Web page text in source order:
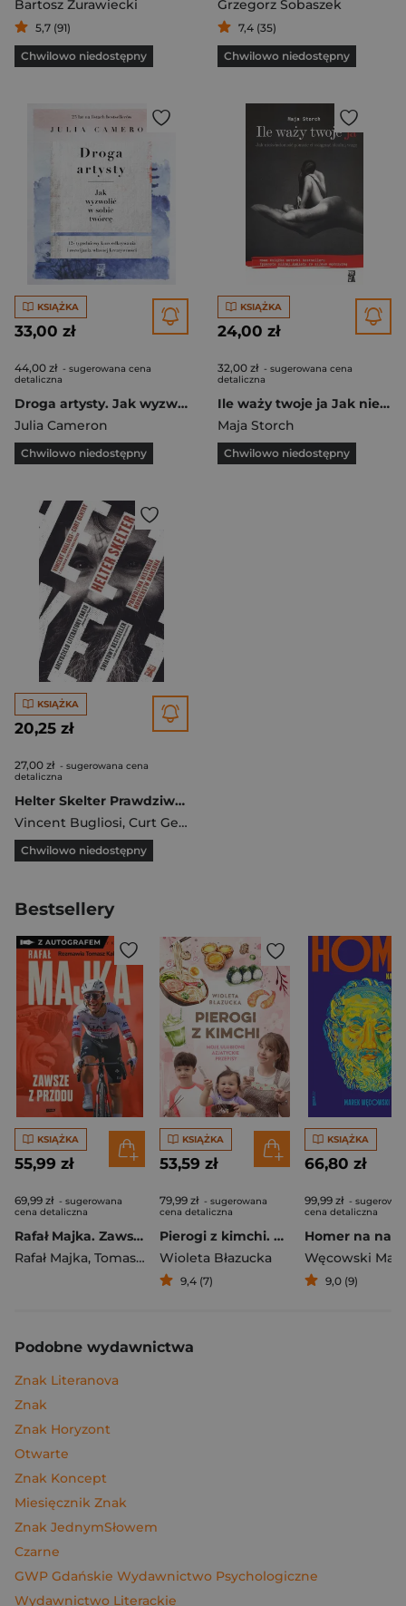
Bartosz Żurawiecki
5,7 (91)
Chwilowo niedostępny
Grzegorz Sobaszek
7,4 (35)
Chwilowo niedostępny
KSIĄŻKA
33,00 zł
44,00 zł - sugerowana cena
detaliczna
Droga artysty. Jak wyzwolić w sobie twórcę, wydanie 2
Julia Cameron
Chwilowo niedostępny
KSIĄŻKA
24,00 zł
32,00 zł - sugerowana cena
detaliczna
Ile waży twoje ja Jak nieświadomość pomoże ci osiągnąć idealną wagę
Maja Storch
Chwilowo niedostępny
KSIĄŻKA
20,25 zł
27,00 zł - sugerowana cena
detaliczna
Helter Skelter Prawdziwa historia morderstw Mansona
Vincent Bugliosi, Curt Gentry
Chwilowo niedostępny
Bestsellery
KSIĄŻKA
55,99 zł
69,99 zł - sugerowana
cena detaliczna
Rafał Majka. Zawsze z przodu. Rozmawia Tomasz Kalemba - książka z autografem
Rafał Majka, Tomasz Kalemba
KSIĄŻKA
53,59 zł
79,99 zł - sugerowana
cena detaliczna
Pierogi z kimchi. Moje ulubione azjatyckie przepisy
Wioleta Błazucka
9,4 (7)
KSIĄŻKA
66,80 zł
99,99 zł -
cena detaliczna
Węcowski
9,0 (9)
Podobne wydawnictwa
Znak Literanova
Znak
Znak Horyzont
Otwarte
Znak Koncept
Miesięcznik Znak
Znak JednymSłowem
Czarne
GWP Gdańskie Wydawnictwo Psychologiczne
Wydawnictwo Literackie